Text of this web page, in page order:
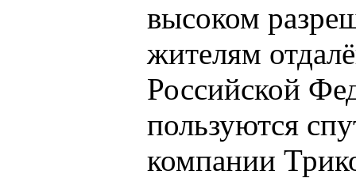
высоком
жителям
Российской
пользуются
компании